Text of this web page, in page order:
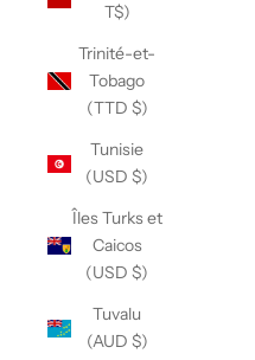
T$)
Trinité-et-
Tobago
(TTD $)
Tunisie
(USD $)
Îles Turks et
Caicos
(USD $)
Tuvalu
(AUD $)